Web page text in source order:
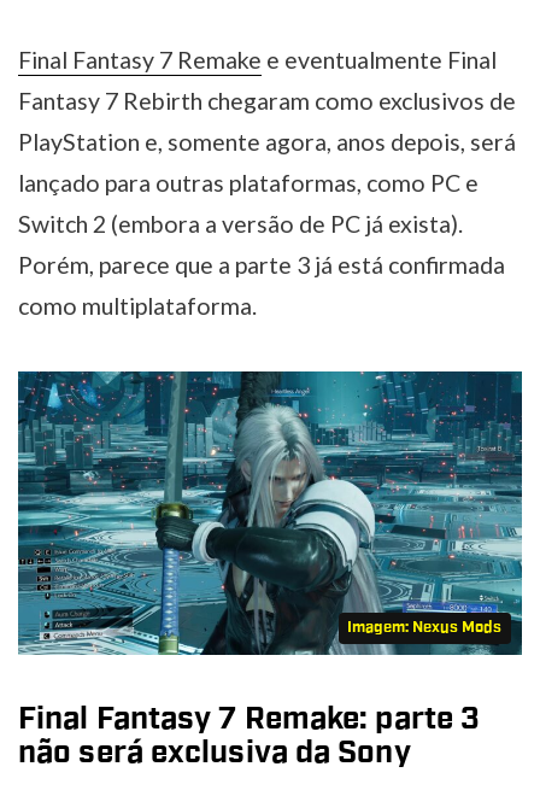
Final Fantasy 7 Remake e eventualmente Final
Fantasy 7 Rebirth chegaram como exclusivos de
PlayStation e, somente agora, anos depois, será
lançado para outras plataformas, como PC e
Switch 2 (embora a versão de PC já exista).
Porém, parece que a parte 3 já está confirmada
como multiplataforma.
Imagem: Nexus Mods
Final Fantasy 7 Remake: parte 3
não será exclusiva da Sony